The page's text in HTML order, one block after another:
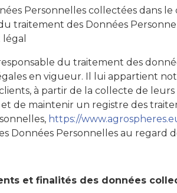
Personnelles collectées dans
traitement des Données
du traitement des
en vigueur. Il lui appartient
à partir de la collecte de
de maintenir un registre des
https://
Données Personnelles au regard
et finalités des données